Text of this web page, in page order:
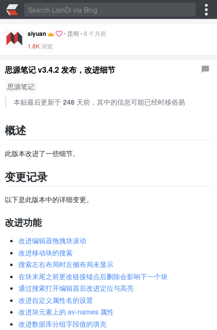
siyuan • 昆明 •8 个月前
1.8K浏览
思源笔记 v3.4.2 发布，改进细节
思源笔记
本贴最后更新于 248天前，其中的信息可能已经时移俗易
概述
此版本改进了一些细节。
变更记录
以下是此版本中的详细变更。
改进功能
改进编辑器拖拽块滚动
改进移动块的搜索
搜索左右布局时左侧布局未显示
在块末尾之前更改链接锚点后删除会影响下一个块
通过搜索打开编辑器后改进定位与高亮
改进自定义属性名的设置
改进块元素上的 av-names 属性
改进数据库分组字段值的填充